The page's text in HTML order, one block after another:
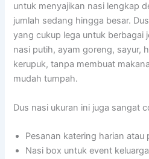
untuk menyajikan nasi lengkap
jumlah sedang hingga besar.
yang cukup lega untuk berbagai
nasi putih, ayam goreng, sayur,
kerupuk, tanpa membuat
mudah tumpah.
Dus nasi ukuran ini juga sangat
Pesanan katering harian atau
Nasi box untuk event